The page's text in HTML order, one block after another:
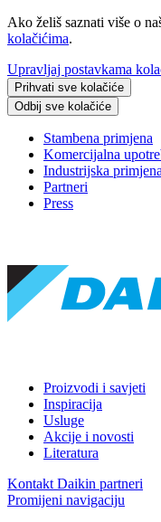
Ako želiš saznati više o
kolačićima.
Upravljaj postavkama
Prihvati sve kolačiće
Odbij sve kolačiće
Stambena primjena
Komercijalna
Industrijska primjena
Partneri
Press
Proizvodi i savjeti
Inspiracija
Usluge
Akcije i novosti
Literatura
Kontakt Daikin partneri
Promijeni navigaciju